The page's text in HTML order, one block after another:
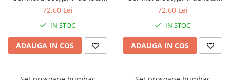
50x90 cm + de corp 70x140 +
72,60 Lei
IN STOC
ADAUGA IN COS
50x90 cm + de corp 70x140 +
72,60 Lei
IN STOC
ADAUGA IN COS